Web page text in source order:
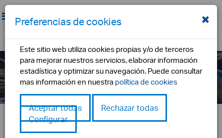
Noticias
inicio noticia elecciones a la presidencia de femetal
Elecciones a la Presidencia de
Preferencias de cookies
Este sitio web utiliza cookies propias y/o de terceros
para mejorar nuestros servicios, elaborar información
estadística y optimizar su navegación. Puede consultar
mas información en nuestra política de cookies
Aceptar todas
Rechazar todas
Configurar